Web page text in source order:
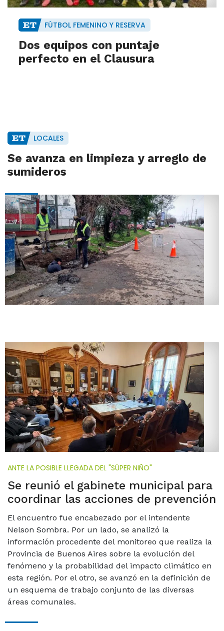
FÚTBOL FEMENINO Y RESERVA
Dos equipos con puntaje
perfecto en el Clausura
LOCALES
Se avanza en limpieza y arreglo de
sumideros
ANTE LA POSIBLE LLEGADA DEL "SÚPER NIÑO"
Se reunió el gabinete municipal para
coordinar las acciones de prevención
El encuentro fue encabezado por el intendente
Nelson Sombra. Por un lado, se analizó la
información procedente del monitoreo que realiza la
Provincia de Buenos Aires sobre la evolución del
fenómeno y la probabilidad del impacto climático en
esta región. Por el otro, se avanzó en la definición de
un esquema de trabajo conjunto de las diversas
áreas comunales.